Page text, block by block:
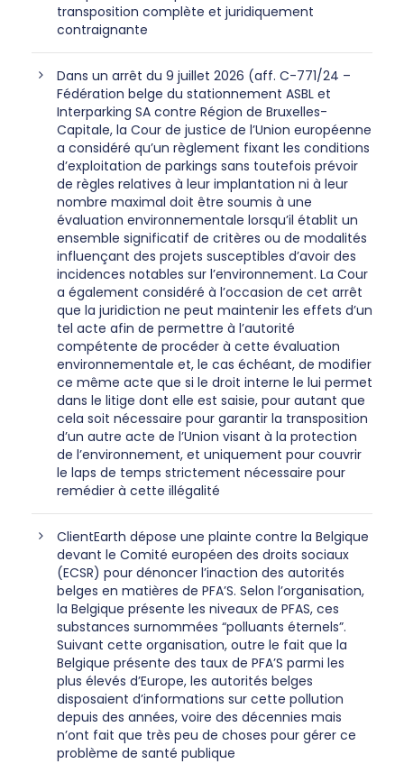
transposition complète et juridiquement
contraignante
Dans un arrêt du 9 juillet 2026 (aff. C-771/24 –
Fédération belge du stationnement ASBL et
Interparking SA contre Région de Bruxelles-
Capitale, la Cour de justice de l’Union européenne
a considéré qu’un règlement fixant les conditions
d’exploitation de parkings sans toutefois prévoir
de règles relatives à leur implantation ni à leur
nombre maximal doit être soumis à une
évaluation environnementale lorsqu’il établit un
ensemble significatif de critères ou de modalités
influençant des projets susceptibles d’avoir des
incidences notables sur l’environnement. La Cour
a également considéré à l’occasion de cet arrêt
que la juridiction ne peut maintenir les effets d’un
tel acte afin de permettre à l’autorité
compétente de procéder à cette évaluation
environnementale et, le cas échéant, de modifier
ce même acte que si le droit interne le lui permet
dans le litige dont elle est saisie, pour autant que
cela soit nécessaire pour garantir la transposition
d’un autre acte de l’Union visant à la protection
de l’environnement, et uniquement pour couvrir
le laps de temps strictement nécessaire pour
remédier à cette illégalité
ClientEarth dépose une plainte contre la Belgique
devant le Comité européen des droits sociaux
(ECSR) pour dénoncer l’inaction des autorités
belges en matières de PFA’S. Selon l’organisation,
la Belgique présente les niveaux de PFAS, ces
substances surnommées “polluants éternels”.
Suivant cette organisation, outre le fait que la
Belgique présente des taux de PFA’S parmi les
plus élevés d’Europe, les autorités belges
disposaient d’informations sur cette pollution
depuis des années, voire des décennies mais
n’ont fait que très peu de choses pour gérer ce
problème de santé publique